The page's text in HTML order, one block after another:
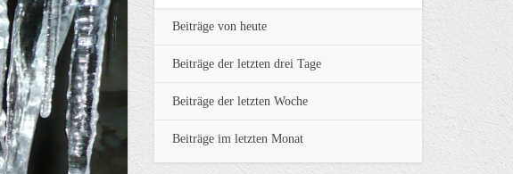
Beiträge von heute
Beiträge der letzten drei Tage
Beiträge der letzten Woche
Beiträge im letzten Monat